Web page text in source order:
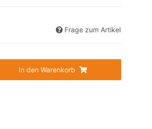
Frage zum Artikel
In den Warenkorb